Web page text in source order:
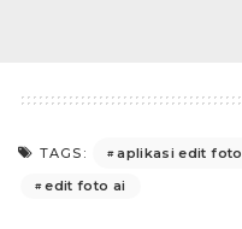
TAGS: aplikasi edit foto
edit foto ai